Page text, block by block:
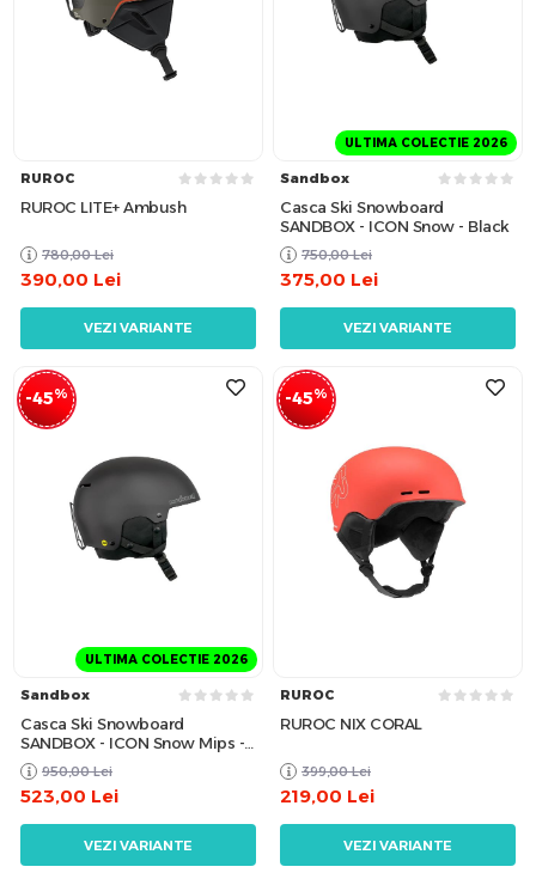
RUROC
RUROC LITE+ Ambush
780,00 Lei
390,00 Lei
VEZI VARIANTE
ULTIMA COLECTIE 2026
Sandbox
Casca Ski Snowboard
SANDBOX - ICON Snow - Black
750,00 Lei
375,00 Lei
VEZI VARIANTE
-45%
ULTIMA COLECTIE 2026
Sandbox
Casca Ski Snowboard
SANDBOX - ICON Snow Mips -
Black950,00 Lei
523,00 Lei
VEZI VARIANTE
-45%
RUROC
RUROC NIX CORAL
399,00 Lei
219,00 Lei
VEZI VARIANTE